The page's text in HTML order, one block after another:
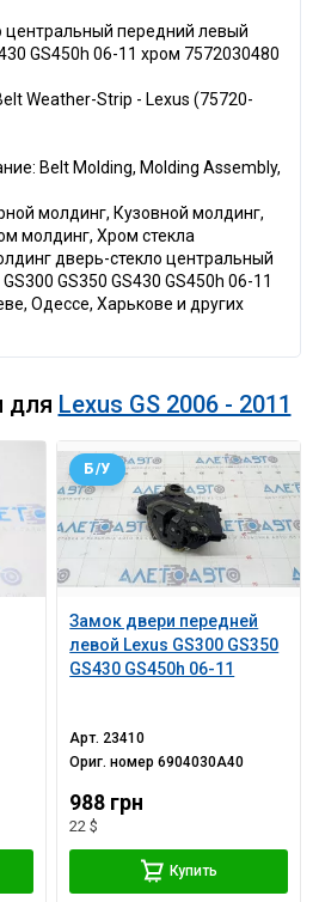
центральный передний левый
GS450h 06-11 хром 7572030480
Weather-Strip - Lexus (75720-
Belt Molding, Molding Assembly,
молдинг, Кузовной молдинг,
молдинг, Хром стекла
дверь-стекло центральный
GS350 GS430 GS450h 06-11
Одессе, Харькове и других
для Lexus GS 2006 - 2011
Замок двери передней
левой Lexus GS300 GS350
GS430 GS450h 06-11
Б/У
Арт. 23410
Ориг. номер6904030A40
988 грн
22 $
Купить